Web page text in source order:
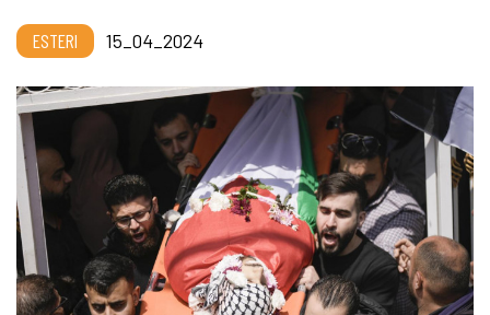
ESTERI 15_04_2024